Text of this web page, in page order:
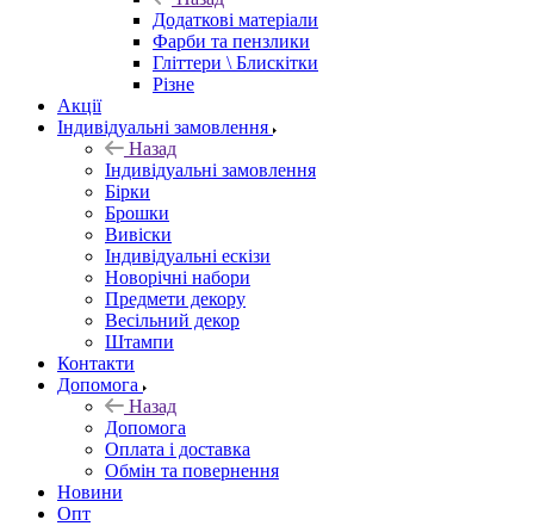
Додаткові матеріали
Фарби та пензлики
Гліттери \ Блискітки
Різне
Акції
Індивідуальні замовлення
Назад
Індивідуальні замовлення
Бірки
Брошки
Вивіски
Індивідуальні ескізи
Новорічні набори
Предмети декору
Весільний декор
Штампи
Контакти
Допомога
Назад
Допомога
Оплата і доставка
Обмін та повернення
Новини
Опт